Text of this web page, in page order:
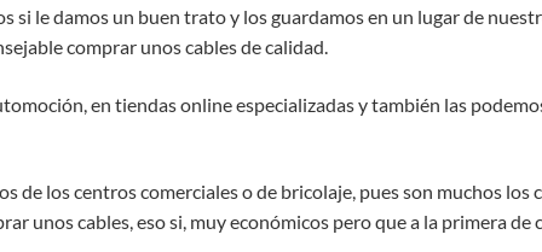
si le damos un buen trato y los guardamos en un lugar de
comprar unos cables de calidad.
en tiendas online especializadas y también las
de los centros comerciales o de bricolaje, pues son muchos los
unos cables, eso si, muy económicos pero que a la primera de